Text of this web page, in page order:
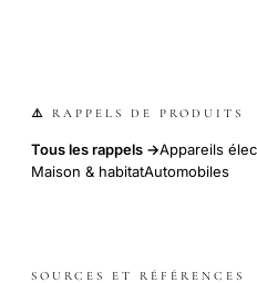
⚠️ RAPPELS DE PRODUITS
Tous les rappels →Appareils
Maison & habitatAutomobiles
SOURCES ET RÉFÉRENCES